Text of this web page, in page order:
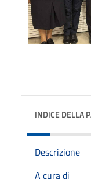
INDICE DELLA
Descrizione
A cura di